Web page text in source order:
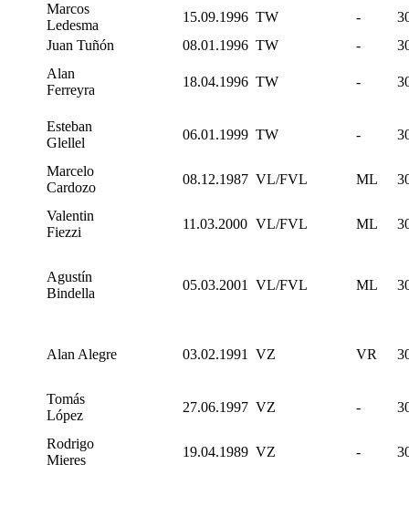
Marcos
Ledesma
15.09.1996 TW -
Juan Tuñón
08.01.1996 TW -
Alan
Ferreyra
18.04.1996 TW -
Esteban
Glellel
06.01.1999 TW -
Marcelo
Cardozo
08.12.1987 VL/FVL ML
Valentin
Fiezzi
11.03.2000 VL/FVL ML
Agustín
Bindella
05.03.2001 VL/FVL ML
Alan Alegre 03.02.1991 VZ VR
Tomás
López
27.06.1997 VZ -
Rodrigo
Mieres
19.04.1989 VZ -